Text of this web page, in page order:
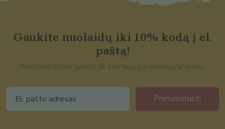
Gaukite nuolaidų iki 10% kodą į el.
paštą!
*nuolaidų kodas galioja tik tam tikrų parduotuvių prekėms
Prenumeruoti